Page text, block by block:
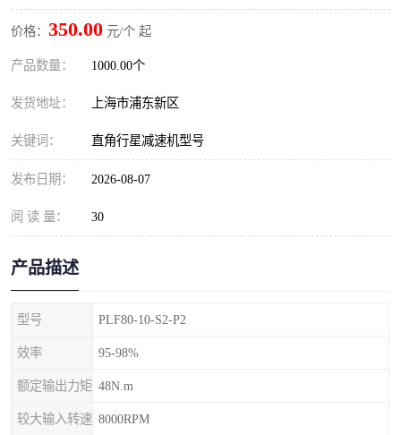
价格： 350.00 元/个 起
产品数量： 1000.00个
发货地址： 上海市浦东新区
关键词： 直角行星减速机型号
发布日期： 2026-08-07
阅 读 量： 30
产品描述
型号 PLF80-10-S2-P2
效率 95-98%
额定输出力矩 48N.m
较大输入转速 8000RPM